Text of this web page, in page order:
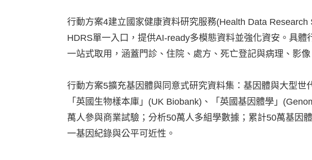
行動方案4建立國家健康資料研究服務(Health Data
HDRS單一入口，提供AI-ready多模態資料並強化資安。具
一站式取用，涵蓋門診、住院、處方、死亡登記與病理、影像
行動方案5擴充基因體與同意式研究資料集：基因體與大型
「英國生物樣本庫」(UK Biobank)、「英國基因體學」
萬人參與商業試驗；分析50萬人多組學數據；累計50萬基因
一基因紀錄與公平可近性。